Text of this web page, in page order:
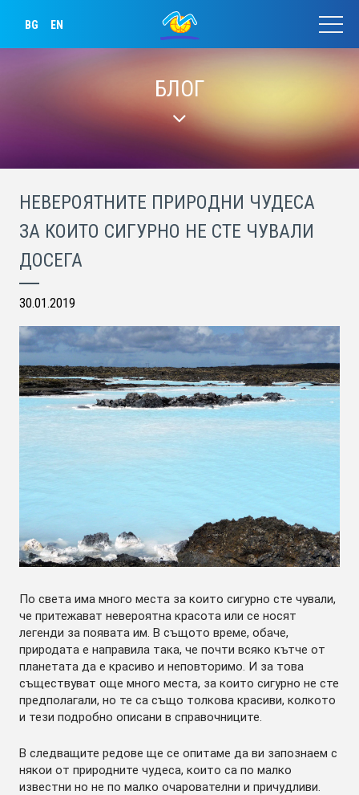
BG EN
БЛОГ
НЕВЕРОЯТНИТЕ ПРИРОДНИ ЧУДЕСА
ЗА КОИТО СИГУРНО НЕ СТЕ ЧУВАЛИ
ДОСЕГА
30.01.2019
По света има много места за които сигурно сте чували,
че притежават невероятна красота или се носят
легенди за появата им. В същото време, обаче,
природата е направила така, че почти всяко кътче от
планетата да е красиво и неповторимо. И за това
съществуват още много места, за които сигурно не сте
предполагали, но те са също толкова красиви, колкото
и тези подробно описани в справочниците.
В следващите редове ще се опитаме да ви запознаем с
някои от природните чудеса, които са по малко
известни но не по малко очарователни и причудливи.